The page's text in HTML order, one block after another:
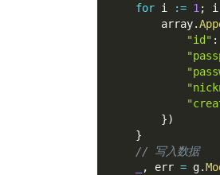
for i := 1 ; i
        array
.
"id" :
})
}
// 写入数据
, err = g.